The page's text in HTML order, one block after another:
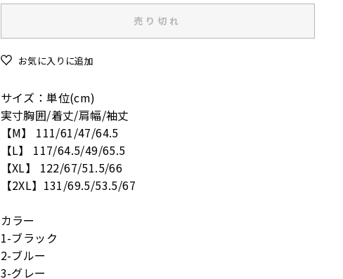
売り切れ
お気に入りに追加
サイズ：単位(cm)
実寸胸囲/着丈/肩幅/袖丈
【M】 111/61/47/64.5
【L】 117/64.5/49/65.5
【XL】 122/67/51.5/66
【2XL】131/69.5/53.5/67
カラー
1-ブラック
2-ブルー
3-グレー